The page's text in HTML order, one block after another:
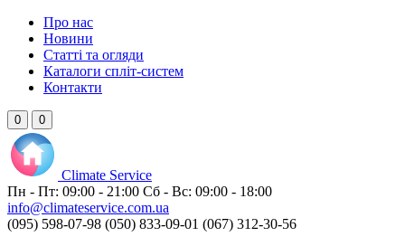
Про нас
Новини
Статті та огляди
Каталоги спліт-систем
Контакти
0 0
Climate Service
Пн - Пт: 09:00 - 21:00 Сб - Вс: 09:00 - 18:00
info@climateservice.com.ua
(095) 598-07-98 (050) 833-09-01 (067) 312-30-56